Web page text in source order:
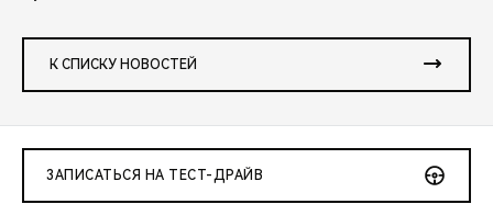
К СПИСКУ НОВОСТЕЙ
ЗАПИСАТЬСЯ НА ТЕСТ-ДРАЙВ